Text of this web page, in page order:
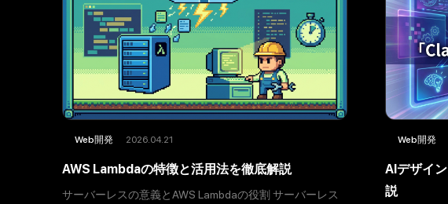
Web開発 2026.04.21
AWS Lambdaの特徴と活用法を徹底解説
サーバーレスの意義とAWS Lambdaの役割 サーバーレス
Web開発
AIデザイ
説